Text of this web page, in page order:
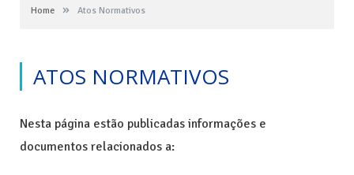
Home » Atos Normativos
ATOS NORMATIVOS
Nesta página estão publicadas informações e
documentos relacionados a: